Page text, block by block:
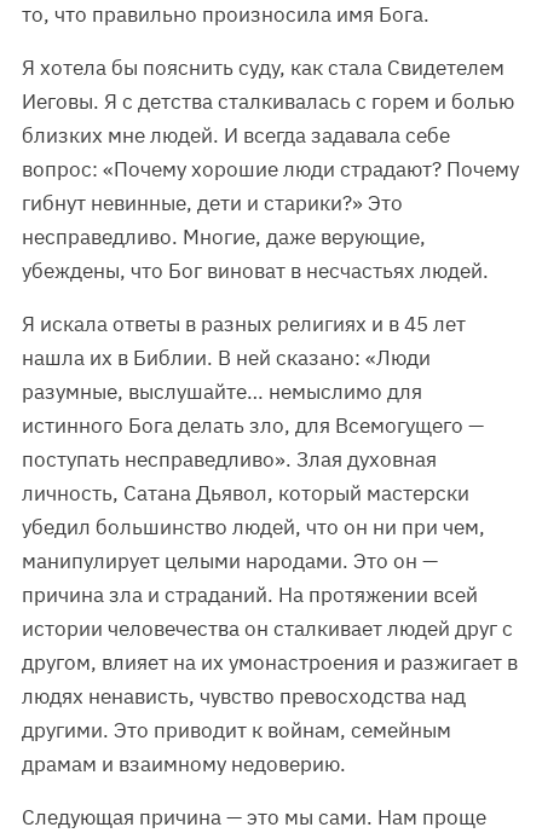
то, что правильно произносила имя Бога.
Я хотела бы пояснить суду, как стала Свидетелем
Иеговы. Я с детства сталкивалась с горем и болью
близких мне людей. И всегда задавала себе
вопрос: «Почему хорошие люди страдают? Почему
гибнут невинные, дети и старики?» Это
несправедливо. Многие, даже верующие,
убеждены, что Бог виноват в несчастьях людей.
Я искала ответы в разных религиях и в 45 лет
нашла их в Библии. В ней сказано: «Люди
разумные, выслушайте… немыслимо для
истинного Бога делать зло, для Всемогущего —
поступать несправедливо». Злая духовная
личность, Сатана Дьявол, который мастерски
убедил большинство людей, что он ни при чем,
манипулирует целыми народами. Это он —
причина зла и страданий. На протяжении всей
истории человечества он сталкивает людей друг с
другом, влияет на их умонастроения и разжигает в
людях ненависть, чувство превосходства над
другими. Это приводит к войнам, семейным
драмам и взаимному недоверию.
Следующая причина — это мы сами. Нам проще